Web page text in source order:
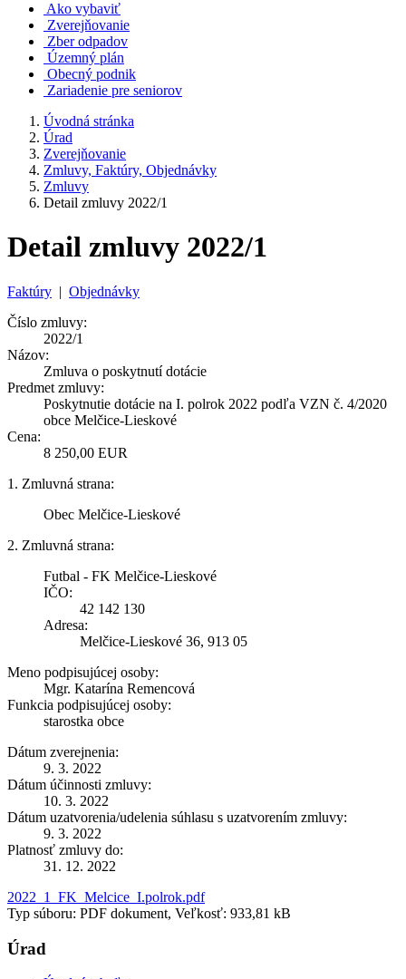
Ako vybaviť
Zverejňovanie
Zber odpadov
Územný plán
Obecný podnik
Zariadenie pre seniorov
Úvodná stránka
Úrad
Zverejňovanie
Zmluvy, Faktúry, Objednávky
Zmluvy
Detail zmluvy 2022/1
Detail zmluvy 2022/1
Faktúry | Objednávky
Číslo zmluvy:
2022/1
Názov:
Zmluva o poskytnutí dotácie
Predmet zmluvy:
Poskytnutie dotácie na I. polrok 2022 podľa VZN č. 4/2020
obce Melčice-Lieskové
Cena:
8 250,00 EUR
1. Zmluvná strana:
Obec Melčice-Lieskové
2. Zmluvná strana:
Futbal - FK Melčice-Lieskové
IČO:
42 142 130
Adresa:
Melčice-Lieskové 36, 913 05
Meno podpisujúcej osoby:
Mgr. Katarína Remencová
Funkcia podpisujúcej osoby:
starostka obce
Dátum zverejnenia:
9. 3. 2022
Dátum účinnosti zmluvy:
10. 3. 2022
Dátum uzatvorenia/udelenia súhlasu s uzatvorením zmluvy:
9. 3. 2022
Platnosť zmluvy do:
31. 12. 2022
2022_1_FK_Melcice_I.polrok.pdf
Typ súboru: PDF dokument, Veľkosť: 933,81 kB
Úrad